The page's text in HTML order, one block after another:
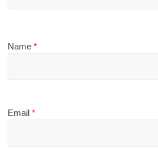
Name*
Email*